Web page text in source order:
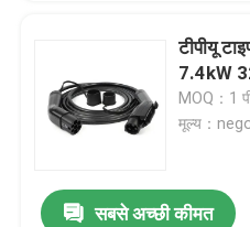
टीपीयू
7.4kW
MOQ：1
मूल्य：
सबसे अच्छी कीमत